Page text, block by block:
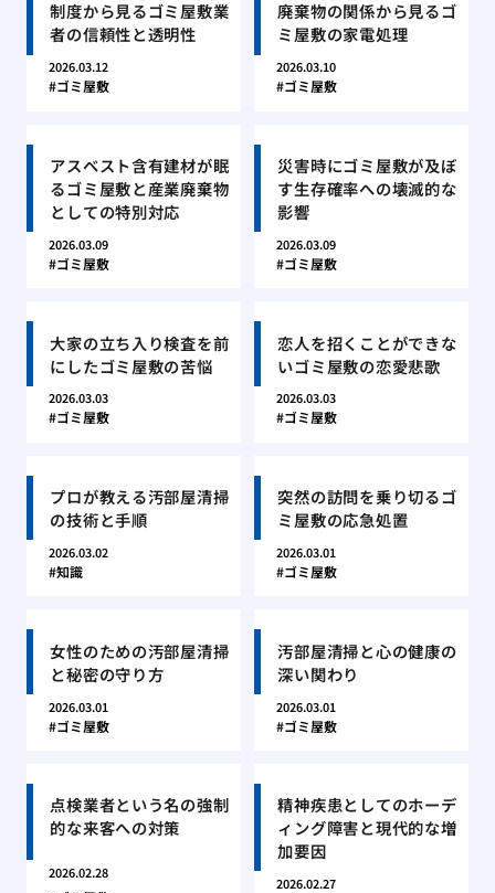
制度から見るゴミ屋敷業
者の信頼性と透明性
2026.03.12
ゴミ屋敷
廃棄物の関係から見るゴ
ミ屋敷の家電処理
2026.03.10
ゴミ屋敷
アスベスト含有建材が眠
るゴミ屋敷と産業廃棄物
としての特別対応
2026.03.09
ゴミ屋敷
災害時にゴミ屋敷が及ぼ
す生存確率への壊滅的な
影響
2026.03.09
ゴミ屋敷
大家の立ち入り検査を前
にしたゴミ屋敷の苦悩
2026.03.03
ゴミ屋敷
恋人を招くことができな
いゴミ屋敷の恋愛悲歌
2026.03.03
ゴミ屋敷
プロが教える汚部屋清掃
の技術と手順
2026.03.02
知識
突然の訪問を乗り切るゴ
ミ屋敷の応急処置
2026.03.01
ゴミ屋敷
女性のための汚部屋清掃
と秘密の守り方
2026.03.01
ゴミ屋敷
汚部屋清掃と心の健康の
深い関わり
2026.03.01
ゴミ屋敷
点検業者という名の強制
的な来客への対策
2026.02.28
精神疾患としてのホーデ
ィング障害と現代的な増
加要因
2026.02.27